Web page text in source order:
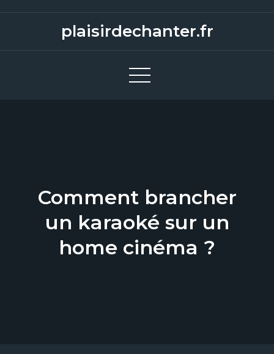
plaisirdechanter.fr
Comment brancher
un karaoké sur un
home cinéma ?